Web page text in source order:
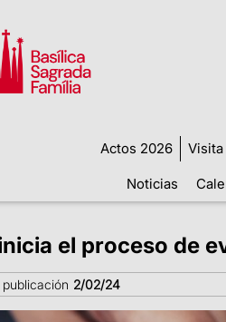
Actos 2026 Visita
Noticias
el proceso de
2/02/24